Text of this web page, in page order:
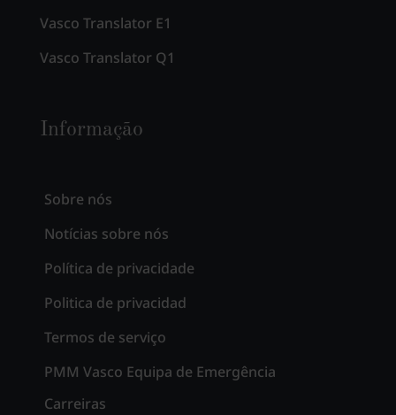
Vasco Translator E1
Vasco Translator Q1
Informação
Sobre nós
Notícias sobre nós
Política de privacidade
Politica de privacidad
Termos de serviço
PMM Vasco Equipa de Emergência
Carreiras